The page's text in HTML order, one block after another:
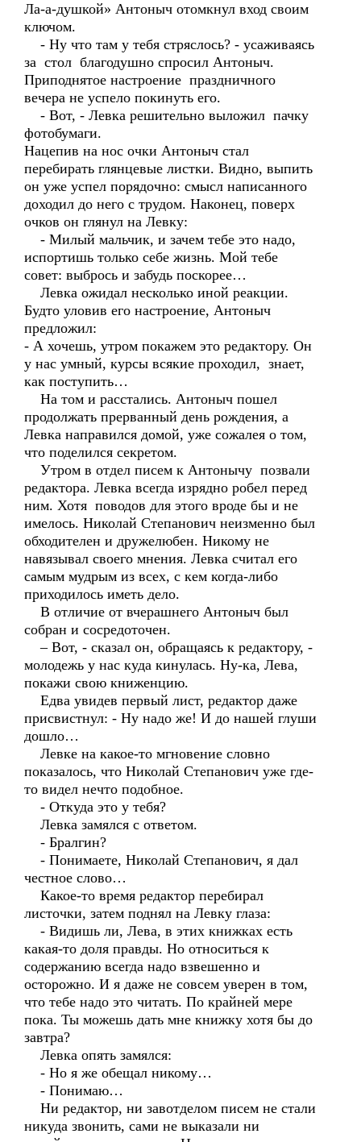
Ла-а-душкой» Антоныч отомкнул вход своим
ключом.
- Ну что там у тебя стряслось? - усаживаясь
за стол благодушно спросил Антоныч.
Приподнятое настроение праздничного
вечера не успело покинуть его.
- Вот, - Левка решительно выложил пачку
фотобумаги.
Нацепив на нос очки Антоныч стал
перебирать глянцевые листки. Видно, выпить
он уже успел порядочно: смысл написанного
доходил до него с трудом. Наконец, поверх
очков он глянул на Левку:
- Милый мальчик, и зачем тебе это надо,
испортишь только себе жизнь. Мой тебе
совет: выбрось и забудь поскорее…
Левка ожидал несколько иной реакции.
Будто уловив его настроение, Антоныч
предложил:
- А хочешь, утром покажем это редактору. Он
у нас умный, курсы всякие проходил, знает,
как поступить…
На том и расстались. Антоныч пошел
продолжать прерванный день рождения, а
Левка направился домой, уже сожалея о том,
что поделился секретом.
Утром в отдел писем к Антонычу позвали
редактора. Левка всегда изрядно робел перед
ним. Хотя поводов для этого вроде бы и не
имелось. Николай Степанович неизменно был
обходителен и дружелюбен. Никому не
навязывал своего мнения. Левка считал его
самым мудрым из всех, с кем когда-либо
приходилось иметь дело.
В отличие от вчерашнего Антоныч был
собран и сосредоточен.
– Вот, - сказал он, обращаясь к редактору, -
молодежь у нас куда кинулась. Ну-ка, Лева,
покажи свою книженцию.
Едва увидев первый лист, редактор даже
присвистнул: - Ну надо же! И до нашей глуши
дошло…
Левке на какое-то мгновение словно
показалось, что Николай Степанович уже где-
то видел нечто подобное.
- Откуда это у тебя?
Левка замялся с ответом.
- Бралгин?
- Понимаете, Николай Степанович, я дал
честное слово…
Какое-то время редактор перебирал
листочки, затем поднял на Левку глаза:
- Видишь ли, Лева, в этих книжках есть
какая-то доля правды. Но относиться к
содержанию всегда надо взвешенно и
осторожно. И я даже не совсем уверен в том,
что тебе надо это читать. По крайней мере
пока. Ты можешь дать мне книжку хотя бы до
завтра?
Левка опять замялся:
- Но я же обещал никому…
- Понимаю…
Ни редактор, ни завотделом писем не стали
никуда звонить, сами не выказали ни